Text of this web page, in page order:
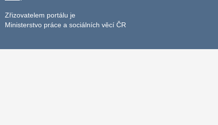
Zřizovatelem portálu je
Ministerstvo práce a sociálních věcí ČR